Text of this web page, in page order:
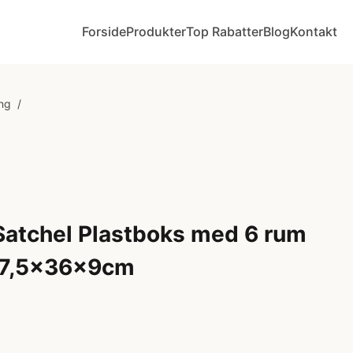
ForsideProdukterTop RabatterBlogKontakt
/
Plastboks med 6 rum